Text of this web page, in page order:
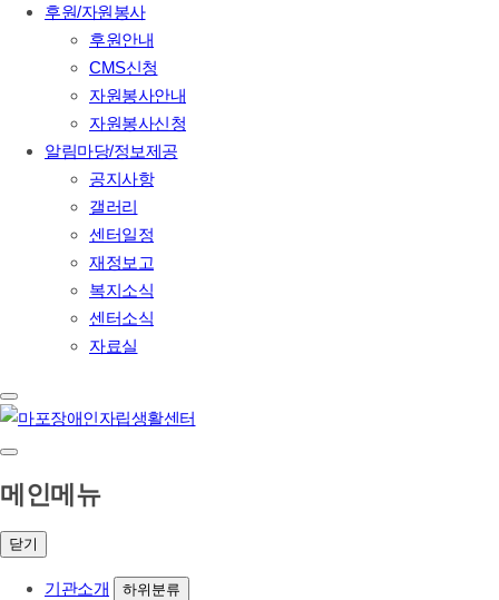
후원/자원봉사
후원안내
CMS신청
자원봉사안내
자원봉사신청
알림마당/정보제공
공지사항
갤러리
센터일정
재정보고
복지소식
센터소식
자료실
메인메뉴
닫기
기관소개 하위분류